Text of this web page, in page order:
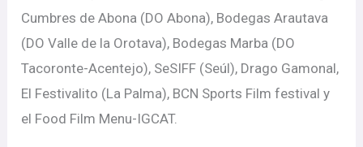
Cumbres de Abona (DO Abona), Bodegas Arautava
(DO Valle de la Orotava), Bodegas Marba (DO
Tacoronte-Acentejo), SeSIFF (Seúl), Drago Gamonal,
El Festivalito (La Palma), BCN Sports Film festival y
el Food Film Menu-IGCAT.